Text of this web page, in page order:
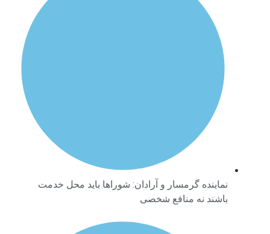
نماینده گرمسار و آرادان: شوراها باید محل خدمت
باشند نه منافع شخصی